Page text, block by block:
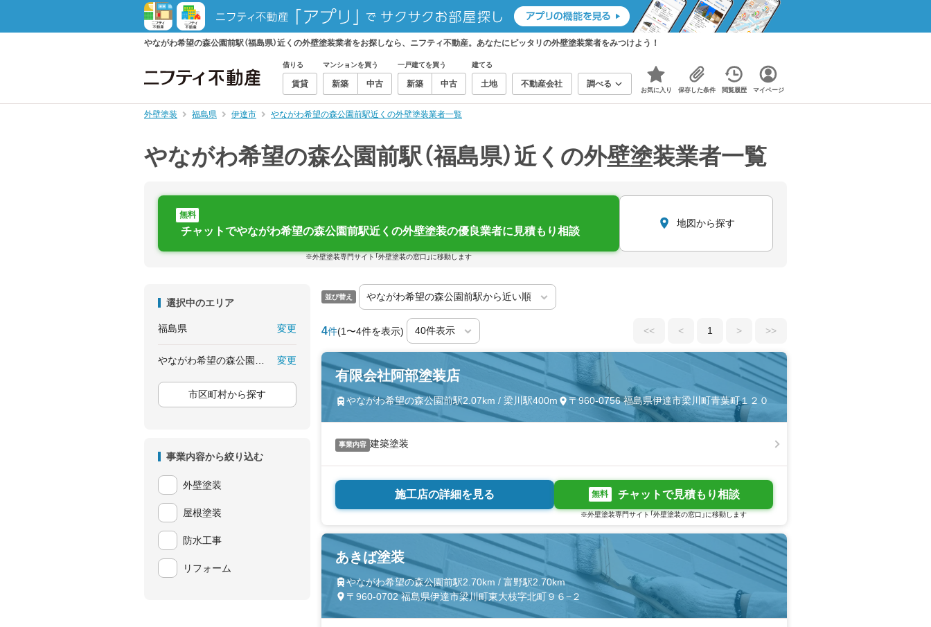
やながわ希望の森公園前駅（福島県）近くの外壁塗装業者をお探しなら、ニフティ不動産。あなたにピッタリの外壁塗装業者をみつけよう！
借りる
賃貸
マンションを買う
新築 中古
一戸建てを買う
新築 中古
建てる
土地 不動産会社 調べる
お気に入り 保存した条件 閲覧履歴 マイページ
外壁塗装 福島県 伊達市 やながわ希望の森公園前駅近くの外壁塗装業者一覧
やながわ希望の森公園前駅（福島県）近くの外壁塗装業者一覧
無料
チャットでやながわ希望の森公園前駅近くの外壁塗装の優良業者に見積もり相談
地図から探す
※外壁塗装専門サイト「外壁塗装の窓口」に移動します
選択中のエリア
福島県 変更
変更
市区町村から探す
事業内容から絞り込む
外壁塗装
屋根塗装
防水工事
リフォーム
並び替え
4件(1〜4件を表示) << < 1 > >>
有限会社阿部塗装店
やながわ希望の森公園前駅2.07km / 梁川駅400m 〒960-0756 福島県伊達市梁川町青葉町１２０
事業内容 建築塗装
施工店の詳細を見る 無料 チャットで見積もり相談
※外壁塗装専門サイト「外壁塗装の窓口」に移動します
あきば塗装
やながわ希望の森公園前駅2.70km / 富野駅2.70km
〒960-0702 福島県伊達市梁川町東大枝字北町９６−２